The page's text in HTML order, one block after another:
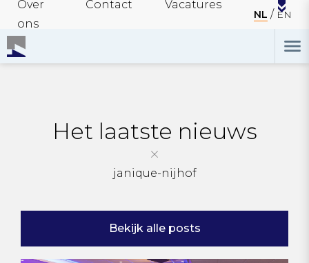
Over
ons
Contact Vacatures
NL EN
Het laatste nieuws
janique-nijhof
Bekijk alle posts